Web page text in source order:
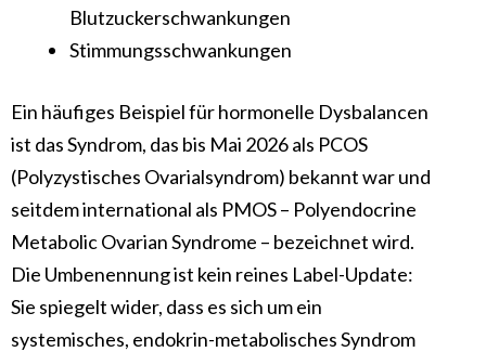
Blutzuckerschwankungen
Stimmungsschwankungen
Ein häufiges Beispiel für hormonelle Dysbalancen
ist das Syndrom, das bis Mai 2026 als PCOS
(Polyzystisches Ovarialsyndrom) bekannt war und
seitdem international als PMOS – Polyendocrine
Metabolic Ovarian Syndrome – bezeichnet wird.
Die Umbenennung ist kein reines Label-Update:
Sie spiegelt wider, dass es sich um ein
systemisches, endokrin-metabolisches Syndrom